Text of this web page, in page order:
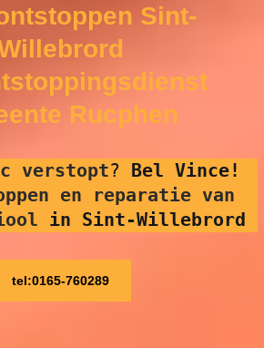
Sint-
Rucphen
verstopt? Bel Vince!
en reparatie van
in Sint-Willebrord
tel:0165-760289